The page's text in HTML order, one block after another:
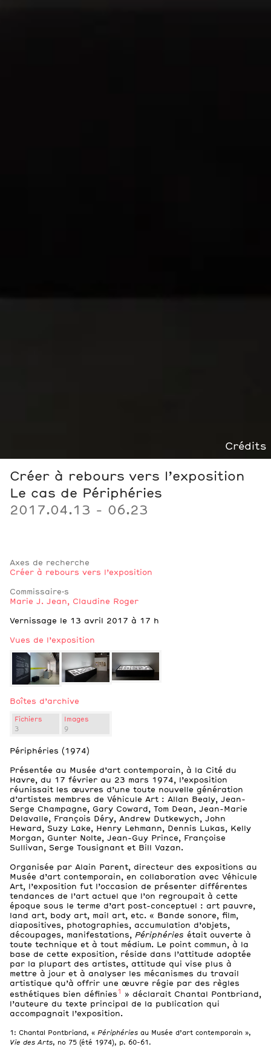
Crédits
Créer à rebours vers l’exposition
Le cas de Périphéries
2017.04.13 - 06.23
Axes de recherche
Créer à rebours vers l’exposition
Commissaire·s
Marie J. Jean, Claudine Roger
Notes
Vernissage le 13 avril 2017 à 17 h
Vues de l’exposition
Boîtes d’archive
Fichiers
3
Images
9
Vues de l’exposition
2
Boîtes d’archive
Fichiers
Catalogue de l'exposition Péripheries, 1974.
Images et légendes de la réactivation de Périphéries, 2017.
1,1 MB
Essai « Créer à rebours vers l’exposition : exposé
321,9 kB
Images
Notes
Périphéries (1974)
Présentée au Musée d’art contemporain, à la Cité du
Havre, du 17 février au 23 mars 1974, l’exposition
réunissait les œuvres d’une toute nouvelle génération
d’artistes membres de Véhicule Art : Allan Bealy, Jean-
Serge Champagne, Gary Coward, Tom Dean, Jean-Marie
Delavalle, François Déry, Andrew Dutkewych, John
Heward, Suzy Lake, Henry Lehmann, Dennis Lukas, Kelly
Morgan, Gunter Nolte, Jean-Guy Prince, Françoise
Sullivan, Serge Tousignant et Bill Vazan.
Organisée par Alain Parent, directeur des expositions au
Musée d’art contemporain, en collaboration avec Véhicule
Art, l’exposition fut l’occasion de présenter différentes
tendances de l’art actuel que l’on regroupait à cette
époque sous le terme d’art post-conceptuel : art pauvre,
land art, body art, mail art, etc. « Bande sonore, film,
diapositives, photographies, accumulation d’objets,
découpages, manifestations, Périphéries était ouverte à
toute technique et à tout médium. Le point commun, à la
base de cette exposition, réside dans l’attitude adoptée
par la plupart des artistes, attitude qui vise plus à
mettre à jour et à analyser les mécanismes du travail
artistique qu’à offrir une œuvre régie par des règles
esthétiques bien définies 1
» déclarait Chantal Pontbriand,
l’auteure du texte principal de la publication qui
accompagnait l’exposition.
1 : Chantal Pontbriand, « Périphéries au Musée d’art contemporain »,
Vie des Arts, no 75 (été 1974), p. 60-61.